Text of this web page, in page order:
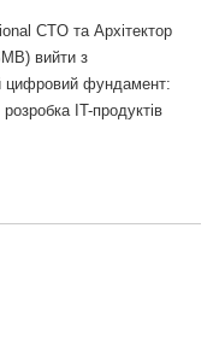
CTO та Архітектор
вийти з
цифровий фундамент:
IT-продуктів